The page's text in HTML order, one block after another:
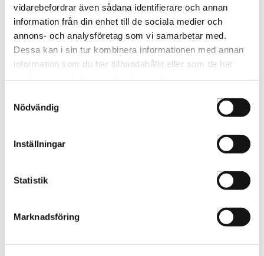
vidarebefordrar även sådana identifierare och annan
information från din enhet till de sociala medier och
annons- och analysföretag som vi samarbetar med.
Dessa kan i sin tur kombinera informationen med annan
information som du har tillhandahållit eller som de har
Nödvändig
Inställningar
Statistik
Marknadsföring
Beskrivning
Box som man slänger sina knivblad i.
Betyg & kommentarer
För att ange betyg för produkten behöver ni
LOGGA IN
Var först med att betygsätta denna produkt.